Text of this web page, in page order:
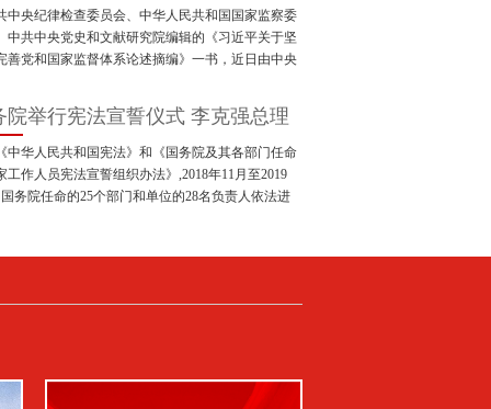
系论述摘编》出版发行
中央纪律检查委员会、中华人民共和国国家监察委
中共中央党史和文献研究院编辑的《习近平关于坚
善党和国家监督体系论述摘编》一书，近日由中央
院举行宪法宣誓仪式 李克强总理
中华人民共和国宪法》和《国务院及其各部门任命
工作人员宪法宣誓组织办法》,2018年11月至2019
务院任命的25个部门和单位的28名负责人依法进